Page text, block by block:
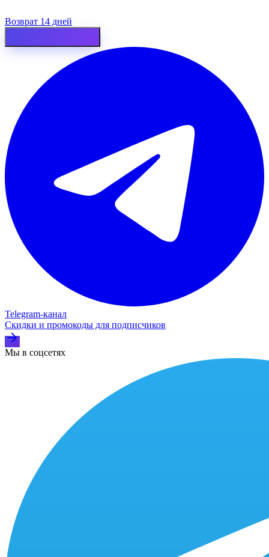
Возврат 14 дней
Telegram‑канал
Скидки и промокоды для подписчиков
Мы в соцсетях